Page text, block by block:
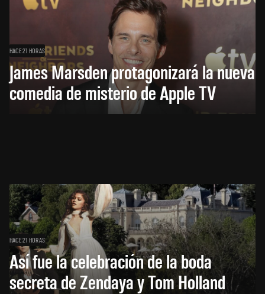
HACE 21 HORAS
James Marsden protagonizará la nueva
comedia de misterio de Apple TV
HACE 21 HORAS
Así fue la celebración de la boda
secreta de Zendaya y Tom Holland